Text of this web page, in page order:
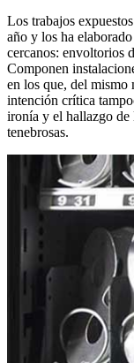
Los trabajos
año y los ha
cercanos: envoltorios
Componen
en los que, del mismo
intención crítica
ironía y el hallazgo de
tenebrosas.